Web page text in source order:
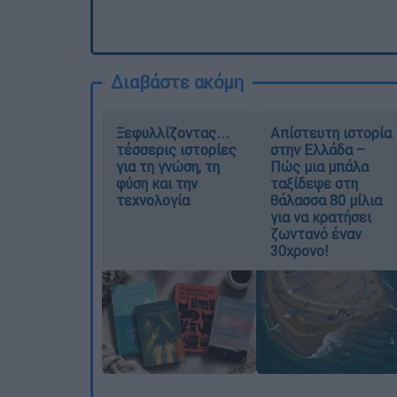
Διαβάστε ακόμη
Ξεφυλλίζοντας...
τέσσερις ιστορίες
για τη γνώση, τη
φύση και την
τεχνολογία
Απίστευτη ιστορία
στην Ελλάδα –
Πώς μια μπάλα
ταξίδεψε στη
θάλασσα 80 μίλια
για να κρατήσει
ζωντανό έναν
30χρονο!